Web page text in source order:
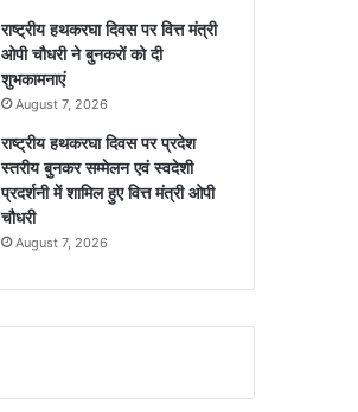
राष्ट्रीय हथकरघा दिवस पर वित्त मंत्री
ओपी चौधरी ने बुनकरों को दी
शुभकामनाएं
August 7, 2026
राष्ट्रीय हथकरघा दिवस पर प्रदेश
स्तरीय बुनकर सम्मेलन एवं स्वदेशी
प्रदर्शनी में शामिल हुए वित्त मंत्री ओपी
चौधरी
August 7, 2026